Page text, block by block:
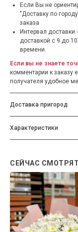
Если Вы не
"Доставку по
заказа
Интервал
доставкой с 9 до 10
времени.
Если вы не знаете
комментарии к заказу
получателя удобное
Доставка пригород
Характеристики
СЕЙЧАС